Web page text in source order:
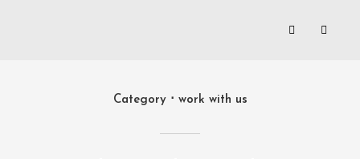
Category work with us